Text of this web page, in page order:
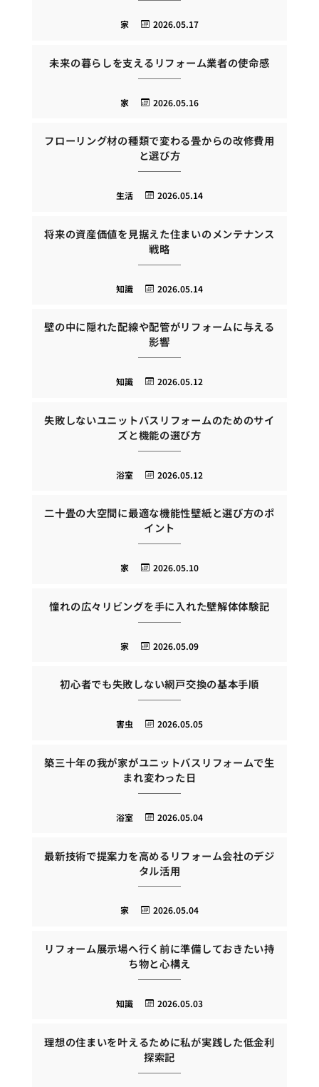
2026.05.17
家
未来の暮らしを支えるリフォーム業者の使命感
2026.05.16
家
フローリング材の種類で変わる畳からの改修費用
と選び方
2026.05.14
生活
将来の資産価値を見据えた住まいのメンテナンス
戦略
2026.05.14
知識
壁の中に隠れた配線や配管がリフォームに与える
影響
2026.05.12
知識
失敗しないユニットバスリフォームのためのサイ
ズと機能の選び方
2026.05.12
浴室
二十畳の大空間に最適な機能性壁紙と選び方のポ
イント
2026.05.10
家
憧れの広々リビングを手に入れた壁解体体験記
2026.05.09
家
初心者でも失敗しない網戸交換の基本手順
2026.05.05
害虫
築三十年の我が家がユニットバスリフォームで生
まれ変わった日
2026.05.04
浴室
最新技術で提案力を高めるリフォーム会社のデジ
タル活用
2026.05.04
家
リフォーム展示場へ行く前に準備しておきたい持
ち物と心構え
2026.05.03
知識
理想の住まいを叶えるために私が実践した低金利
探索記